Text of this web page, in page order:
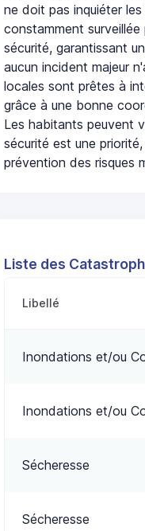
ne doit pas inquiéter
constamment
sécurité, garantissant
aucun incident majeur
locales sont prêtes à
grâce à une bonne
Les habitants peuvent
sécurité est une
prévention des risques
Liste des
Libellé
Inondations et/ou
Inondations et/ou
Sécheresse
Sécheresse